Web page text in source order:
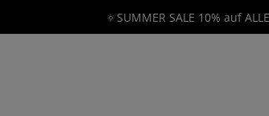
🔅SUMMER SALE 10% auf